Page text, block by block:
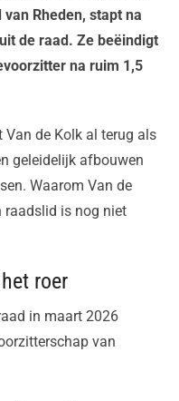
Rheden, stapt na
de raad. Ze beëindigt
na ruim 1,5
Van de Kolk al terug als
geleidelijk afbouwen
Waarom Van de
raadslid is nog niet
roer
in maart 2026
van